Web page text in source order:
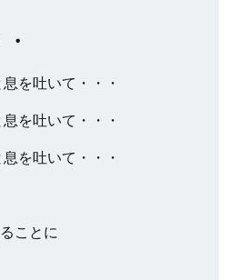
を吐いて・・・
を吐いて・・・
を吐いて・・・
ことに